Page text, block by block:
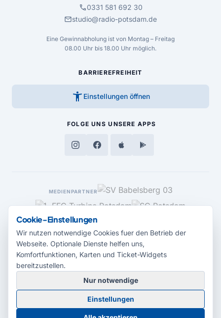
call0331 581 692 30
mailstudio@radio-potsdam.de
Eine Gewinnabholung ist von Montag – Freitag
08.00 Uhr bis 18.00 Uhr möglich.
BARRIEREFREIHEIT
accessibility_new Einstellungen öffnen
FOLGE UNS UNSERE APPS
MEDIENPARTNER
© 2026 Radio Potsdam. Webseite entwickelt durch dieMedienagentur
Babelsberg
BarrierefreiheitserklärungAGBDatenschutzImpressum
Cookie-Einstellungen
Wir nutzen notwendige Cookies fuer den Betrieb der
Webseite. Optionale Dienste helfen uns,
Komfortfunktionen, Karten und Ticket-Widgets
bereitzustellen.
Nur notwendige
Einstellungen